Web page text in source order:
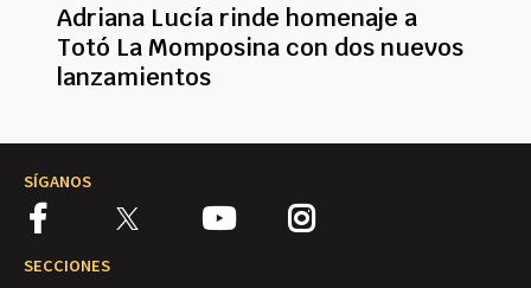
Adriana Lucía rinde homenaje a
Totó La Momposina con dos nuevos
lanzamientos
SÍGANOS
SECCIONES